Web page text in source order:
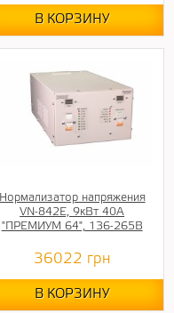
В КОРЗИНУ
Нормализатор напряжения
VN-842E, 9кВт 40А
"ПРЕМИУМ 64", 136-265В
36022 грн
В КОРЗИНУ